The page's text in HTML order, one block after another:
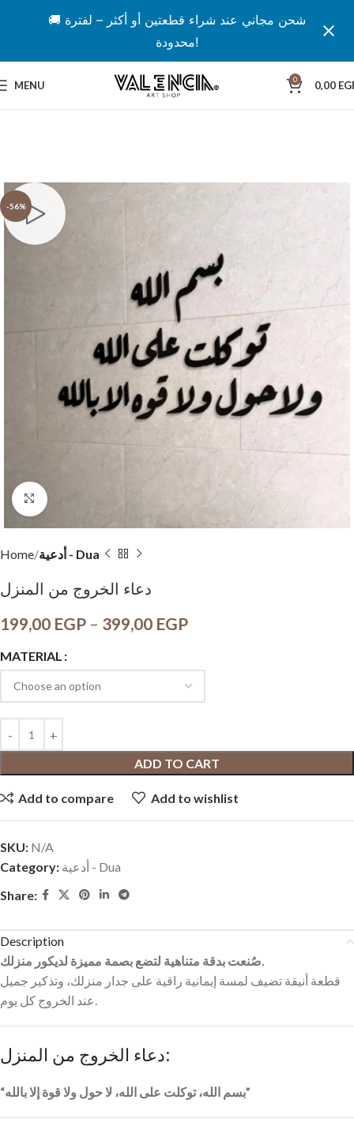
🚚 شحن مجاني عند شراء قطعتين أو أكثر – لفترة
محدودة!
MENU 0 0,00
-56%
Click to enlarge
Home أدعية - Dua
دعاء الخروج من المنزل
199,00 EGP – 399,00 EGP
MATERIAL
ADD TO CART
Add to compare Add to wishlist
SKU: N/A
Category:
أدعية - Dua
Share:
Description
صُنعت بدقة متناهية لتضع بصمة مميزة لديكور منزلك.
قطعة أنيقة تضيف لمسة إيمانية راقية على جدار منزلك، وتذكير جميل
عند الخروج كل يوم.
دعاء الخروج من المنزل:
“بسم الله، توكلت على الله، لا حول ولا قوة إلا بالله”